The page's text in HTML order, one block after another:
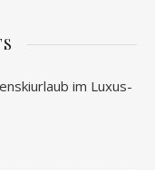
im Luxus-